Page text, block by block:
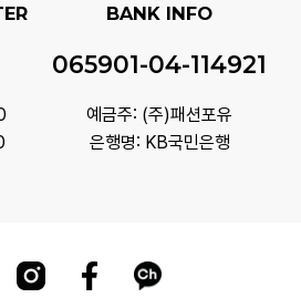
BANK INFO
065901-04-114921
예금주: (주)패션포유
은행명: KB국민은행